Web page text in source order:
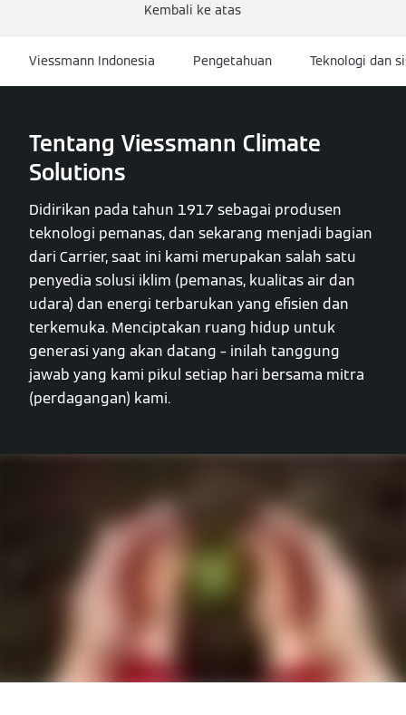
Kembali ke atas
Viessmann Indonesia Pengetahuan Teknologi dan
Tentang Viessmann Climate
Solutions
Didirikan pada tahun 1917 sebagai produsen
teknologi pemanas, dan sekarang menjadi bagian
dari Carrier, saat ini kami merupakan salah satu
penyedia solusi iklim (pemanas, kualitas air dan
udara) dan energi terbarukan yang efisien dan
terkemuka. Menciptakan ruang hidup untuk
generasi yang akan datang – inilah tanggung
jawab yang kami pikul setiap hari bersama mitra
(perdagangan) kami.